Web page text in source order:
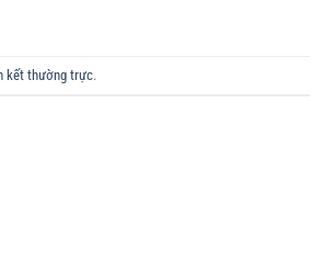
kết thường trực.